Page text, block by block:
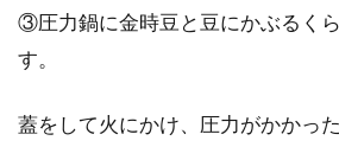
③圧力鍋に金時豆と豆にかぶるく
す。
蓋をして火にかけ、圧力がかかっ